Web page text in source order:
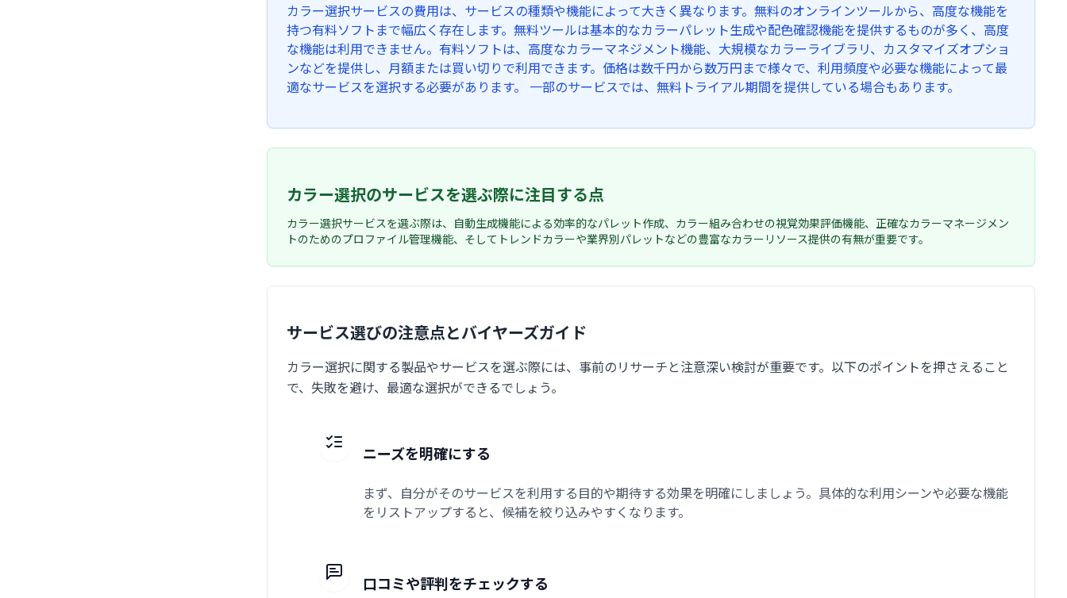
カラー選択サービスの費用は、サービスの種類や機能によって大きく異なります。無料のオンラインツールから、高度な機能を
持つ有料ソフトまで幅広く存在します。無料ツールは基本的なカラーパレット生成や配色確認機能を提供するものが多く、高度
な機能は利用できません。有料ソフトは、高度なカラーマネジメント機能、大規模なカラーライブラリ、カスタマイズオプショ
ンなどを提供し、月額または買い切りで利用できます。価格は数千円から数万円まで様々で、利用頻度や必要な機能によって最
適なサービスを選択する必要があります。 一部のサービスでは、無料トライアル期間を提供している場合もあります。
カラー選択のサービスを選ぶ際に注目する点
カラー選択サービスを選ぶ際は、自動生成機能による効率的なパレット作成、カラー組み合わせの視覚効果評価機能、正確なカラーマネージメン
トのためのプロファイル管理機能、そしてトレンドカラーや業界別パレットなどの豊富なカラーリソース提供の有無が重要です。
サービス選びの注意点とバイヤーズガイド
カラー選択に関する製品やサービスを選ぶ際には、事前のリサーチと注意深い検討が重要です。以下のポイントを押さえること
で、失敗を避け、最適な選択ができるでしょう。
ニーズを明確にする
まず、自分がそのサービスを利用する目的や期待する効果を明確にしましょう。具体的な利用シーンや必要な機能
をリストアップすると、候補を絞り込みやすくなります。
口コミや評判をチェックする